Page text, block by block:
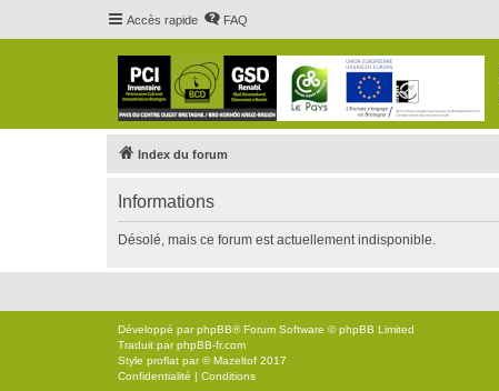
Accès rapide FAQ
Index du forum
Informations
Désolé, mais ce forum est actuellement indisponible.
Développé parphpBB® Forum Software © phpBB Limited
Traduit parphpBB-fr.com
Style proflat par ©Mazeltof 2017
Confidentialité | Conditions